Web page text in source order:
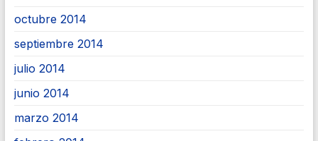
octubre 2014
septiembre 2014
julio 2014
junio 2014
marzo 2014